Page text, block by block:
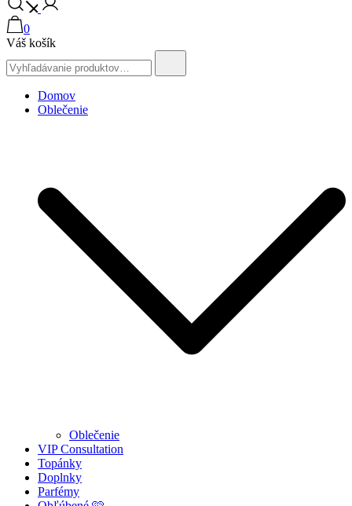
Tu sa oblečiem
0
Váš košík
Domov
Oblečenie
Oblečenie
VIP Consultation
Topánky
Doplnky
Parfémy